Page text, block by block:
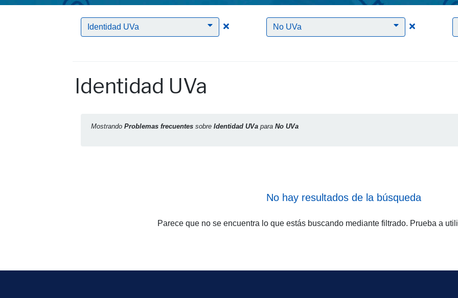
Identidad UVa Clic para borrar el filtro Identidad UVa
No UVa Clic para
Identidad UVa
Mostrando Problemas frecuentes sobre Identidad UVa para No UVa
No hay resultados de la búsqueda
Parece que no se encuentra lo que estás buscando mediante filtrado. Prueba a